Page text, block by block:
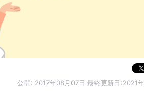
公開: 2017年08月07日 最終更新日:2021